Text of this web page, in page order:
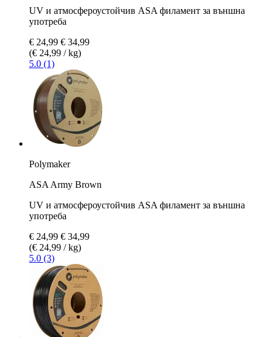
UV и атмосфероустойчив ASA филамент за външна
употреба
€ 24,99 € 34,99
(€ 24,99 / kg)
5.0 (1)
Polymaker
ASA Army Brown
UV и атмосфероустойчив ASA филамент за външна
употреба
€ 24,99 € 34,99
(€ 24,99 / kg)
5.0 (3)